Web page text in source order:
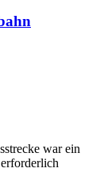
war ein